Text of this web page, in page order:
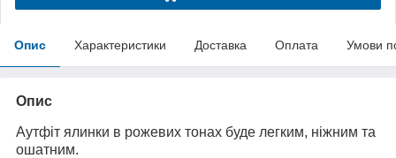
Опис Характеристики Доставка Оплата Умови
Опис
Аутфіт ялинки в рожевих тонах буде легким, ніжним та
ошатним.